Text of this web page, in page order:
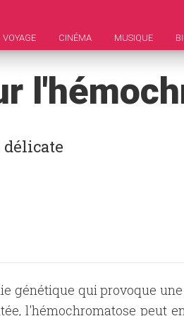
VOYAGE CINÉMA MUSIQUE
génétique qui provoque
l'hémochromatose peut